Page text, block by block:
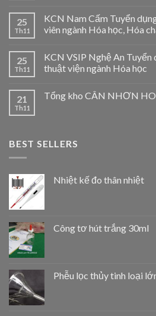
25
Th11
KCN Nam Cấm Tuyển
viên ngành Hóa học, Hóa
25
Th11
KCN VSIP Nghệ An Tuyển
thuật viện ngành Hóa học
21
Th11
Tổng kho CÂN NHƠN
BEST SELLERS
Nhiệt kế đo thân nhiệt
Công tơ hút trắng 30ml
Phễu lọc thủy tinh loại